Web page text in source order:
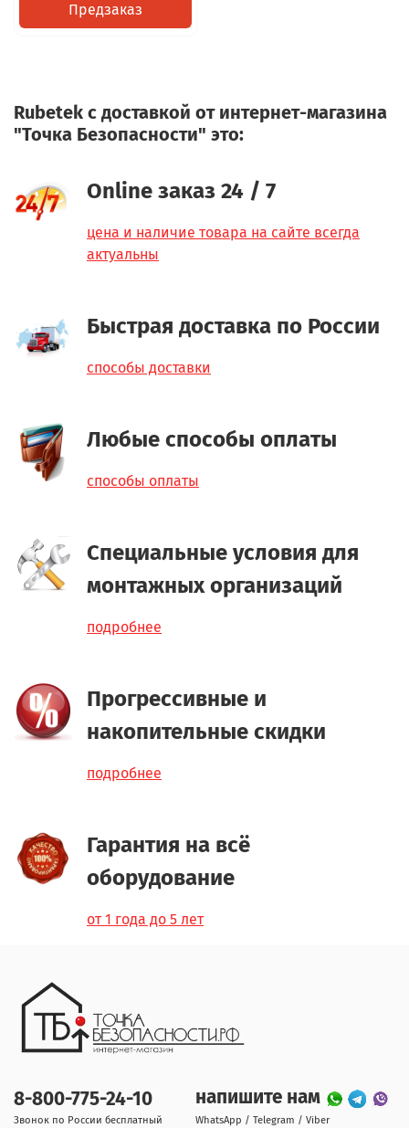
Предзаказ
Rubetek с доставкой от интернет-магазина
"Точка Безопасности" это:
Online заказ 24 / 7
цена и наличие товара на сайте всегда
актуальны
Быстрая доставка по России
способы доставки
Любые способы оплаты
способы оплаты
Специальные условия для
монтажных организаций
подробнее
Прогрессивные и
накопительные скидки
подробнее
Гарантия на всё
оборудование
от 1 года до 5 лет
8-800-775-24-10
Звонок по России бесплатный
напишите нам
WhatsApp / Telegram / Viber